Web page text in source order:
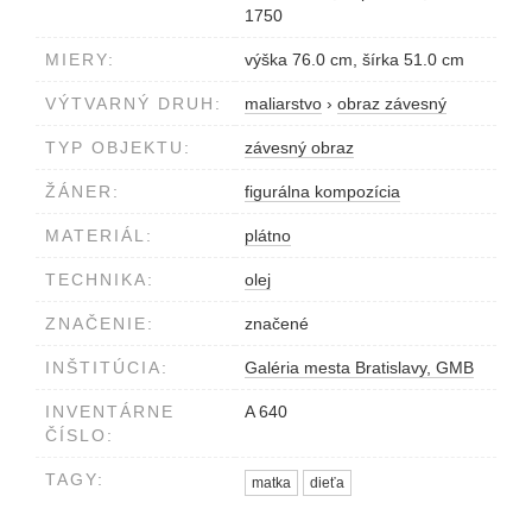
1750
MIERY: výška 76.0 cm, šírka 51.0 cm
VÝTVARNÝ DRUH: maliarstvo › obraz závesný
TYP OBJEKTU: závesný obraz
ŽÁNER: figurálna kompozícia
MATERIÁL: plátno
TECHNIKA: olej
ZNAČENIE: značené
INŠTITÚCIA: Galéria mesta Bratislavy, GMB
INVENTÁRNE
ČÍSLO:
A 640
TAGY: matka dieťa